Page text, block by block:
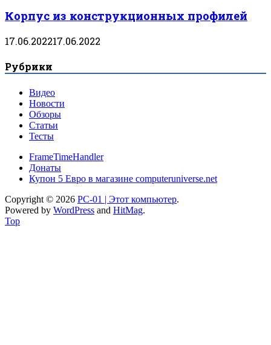
Корпус из конструкционных профилей
17.06.202217.06.2022
Рубрики
Видео
Новости
Обзоры
Статьи
Тесты
FrameTimeHandler
Донаты
Купон 5 Евро в магазине computeruniverse.net
Copyright © 2026 PC-01 | Этот компьютер.
Powered by WordPress and HitMag.
Top